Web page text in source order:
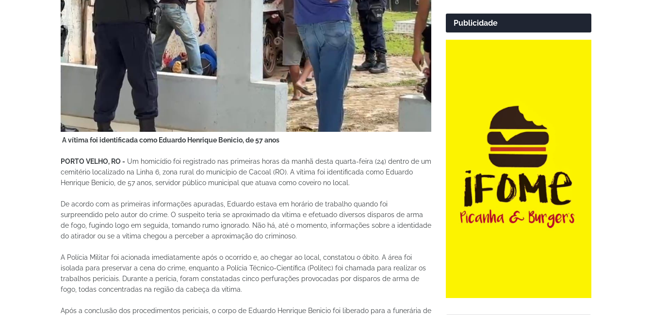
A vítima foi identificada como Eduardo Henrique Benicio, de 57 anos
PORTO VELHO, RO - Um homicídio foi registrado nas primeiras horas da manhã desta quarta-feira (24) dentro de um
cemitério localizado na Linha 6, zona rural do município de Cacoal (RO). A vítima foi identificada como Eduardo
Henrique Benicio, de 57 anos, servidor público municipal que atuava como coveiro no local.
De acordo com as primeiras informações apuradas, Eduardo estava em horário de trabalho quando foi
surpreendido pelo autor do crime. O suspeito teria se aproximado da vítima e efetuado diversos disparos de arma
de fogo, fugindo logo em seguida, tomando rumo ignorado. Não há, até o momento, informações sobre a identidade
do atirador ou se a vítima chegou a perceber a aproximação do criminoso.
A Polícia Militar foi acionada imediatamente após o ocorrido e, ao chegar ao local, constatou o óbito. A área foi
isolada para preservar a cena do crime, enquanto a Polícia Técnico-Científica (Politec) foi chamada para realizar os
trabalhos periciais. Durante a perícia, foram constatadas cinco perfurações provocadas por disparos de arma de
fogo, todas concentradas na região da cabeça da vítima.
Após a conclusão dos procedimentos periciais, o corpo de Eduardo Henrique Benicio foi liberado para a funerária de
Publicidade